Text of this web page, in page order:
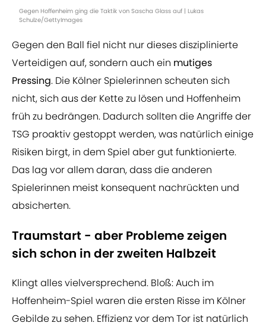
Gegen Hoffenheim ging die Taktik von Sascha Glass auf | Lukas
Schulze/GettyImages
Gegen den Ball fiel nicht nur dieses disziplinierte
Verteidigen auf, sondern auch ein mutiges
Pressing. Die Kölner Spielerinnen scheuten sich
nicht, sich aus der Kette zu lösen und Hoffenheim
früh zu bedrängen. Dadurch sollten die Angriffe der
TSG proaktiv gestoppt werden, was natürlich einige
Risiken birgt, in dem Spiel aber gut funktionierte.
Das lag vor allem daran, dass die anderen
Spielerinnen meist konsequent nachrückten und
absicherten.
Traumstart - aber Probleme zeigen
sich schon in der zweiten Halbzeit
Klingt alles vielversprechend. Bloß: Auch im
Hoffenheim-Spiel waren die ersten Risse im Kölner
Gebilde zu sehen. Effizienz vor dem Tor ist natürlich